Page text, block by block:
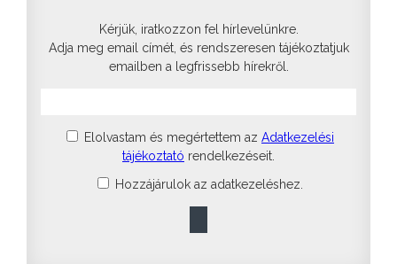
Kérjük, iratkozzon fel hírlevelünkre.
Adja meg email címét, és rendszeresen tájékoztatjuk
emailben a legfrissebb hírekről.
Elolvastam és megértettem az Adatkezelési
tájékoztató rendelkezéseit.
Hozzájárulok az adatkezeléshez.